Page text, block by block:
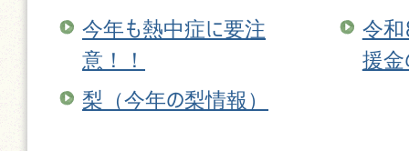
今年も熱中症に要注
意！！
令
援金
梨（今年の梨情報）